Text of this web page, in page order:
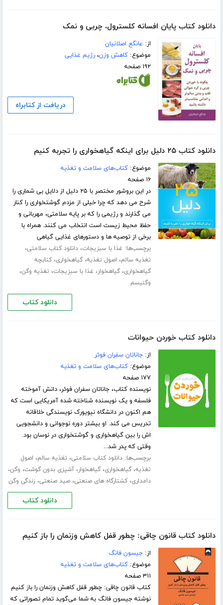
دانلود کتاب پایان افسانه کلسترول، چربی و نمک
از: عانگع اصلانیان
موضوع:کاهش وزن،رژیم غذایی
۱۹۲ صفحه
دریافت از کتابراه
دانلود کتاب ۲۵ دلیل برای اینکه گیاهخواری را تجربه کنیم
موضوع:کتاب‌های سلامت و تغذیه
۱۶ صفحه
در این بروشور مختصر با ۲۵ دلیل از دلایل بی شماری را
شرح می دهد که چرا خیلی از مزدم گوشتخواری را کنار
می گذارند و رژیمی را که بر پایه سلامتی، مهربانی و
حفظ محیط زیست است انتخاب می کنند. همراه با
برخی از توصیه ها و دستورهای غذایی گیاهی
برچسب‌ها: غذا با سبزیجات،دانلود کتاب سلامتی،
تغذیه سالم، اصول تغذیه،گیاهخواری،کتابچه
گیاهخواری،گیاهخوار، غذا با سبزیجات، تغذیه وگن،
وگنیسم
دانلود کتاب
دانلود کتاب خوردن حیوانات
از:جاناتان سفران فوئر
موضوع:کتاب‌های سلامت و تغذیه
۱۷۷ صفحه
نویسنده کتاب، جاناتان سفران فوئر، دانش آموخته
فلسفه و یک نویسنده شناخته شده آمریکایی است که
هم اکنون در دانشگاه نیویورک نویسندگی خلاقانه
تدریس می کند. او بیشتر دوره نوجوانی و دانشجویی
اش را بین گیاهخواری و گوشتخواری در نوسان بود.
وقتی که پدر شد...
برچسب‌ها:دانلود کتاب سلامتی، تغذیه سالم، اصول
تغذیه،گیاهخواری،گیاهخوار،آشپزی بدون گوشت، وگن،
دامداری،کشتارگاه های صنعتی،صید صنعتی، زندگی وگن
دانلود کتاب
دانلود کتاب قانون چاقی: چطور قفل کاهش وزنمان را باز کنیم
از:جیسون فانگ
موضوع:کتاب‌های سلامت و تغذیه
۳۱۱ صفحه
کتاب قانون چاقی: چطور قفل کاهش وزنمان را باز کنیم
نوشته جیسون فانگ به شما می‌گوید تمام تصوراتی که